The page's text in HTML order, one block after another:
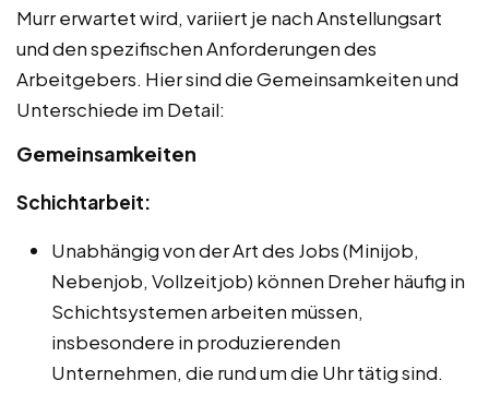
Murr erwartet wird, variiert je nach Anstellungsart
und den spezifischen Anforderungen des
Arbeitgebers. Hier sind die Gemeinsamkeiten und
Unterschiede im Detail:
Gemeinsamkeiten
Schichtarbeit:
Unabhängig von der Art des Jobs (Minijob,
Nebenjob, Vollzeitjob) können Dreher häufig in
Schichtsystemen arbeiten müssen,
insbesondere in produzierenden
Unternehmen, die rund um die Uhr tätig sind.